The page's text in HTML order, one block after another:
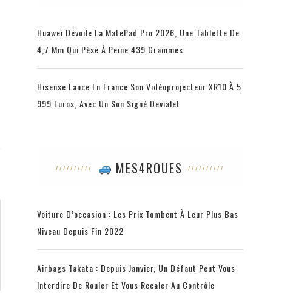
Huawei Dévoile La MatePad Pro 2026, Une Tablette De
4,7 Mm Qui Pèse À Peine 439 Grammes
Hisense Lance En France Son Vidéoprojecteur XR10 À 5
999 Euros, Avec Un Son Signé Devialet
MES4ROUES
Voiture D’occasion : Les Prix Tombent À Leur Plus Bas
Niveau Depuis Fin 2022
Airbags Takata : Depuis Janvier, Un Défaut Peut Vous
Interdire De Rouler Et Vous Recaler Au Contrôle